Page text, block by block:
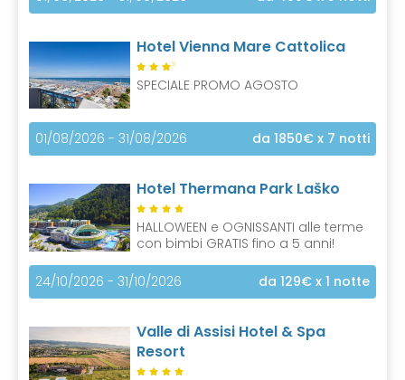
Hotel Vienna Mare Cattolica
S
SPECIALE PROMO AGOSTO
01/08/2026 - 31/08/2026 da 1850€ x 7 notti
Hotel Thermana Park Laško
HALLOWEEN e OGNISSANTI alle terme
con bimbi GRATIS fino a 5 anni!
24/10/2026 - 31/10/2026 da 129€ x 1 notte
Valle di Assisi Hotel & Spa
Resort